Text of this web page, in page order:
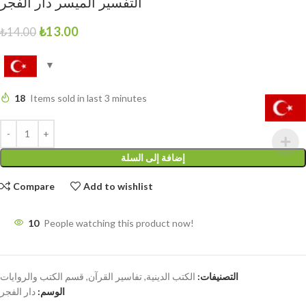
₺14.00 ₺13.00
18 Items sold in last 3 minutes
إضافة إلى السلة
Compare Add to wishlist
10 People watching this product now!
التصنيفات: الكتب الدينية,تفاسير القرآن, قسم الكتب والروايات
الوسم: دار الفجر